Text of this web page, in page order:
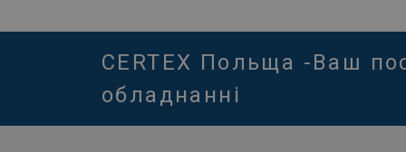
CERTEX Польща -Ваш
обладнанні